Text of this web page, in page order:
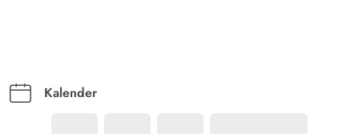
Kalender